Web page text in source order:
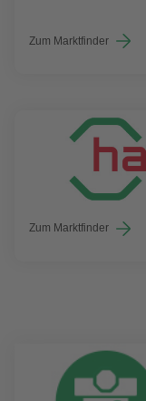
Zum Marktfinder
Zum Marktfinder